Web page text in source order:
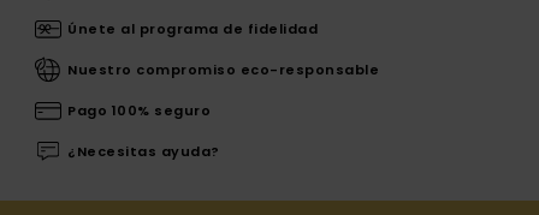
Únete al programa de fidelidad
Nuestro compromiso eco-responsable
Pago 100% seguro
¿Necesitas ayuda?